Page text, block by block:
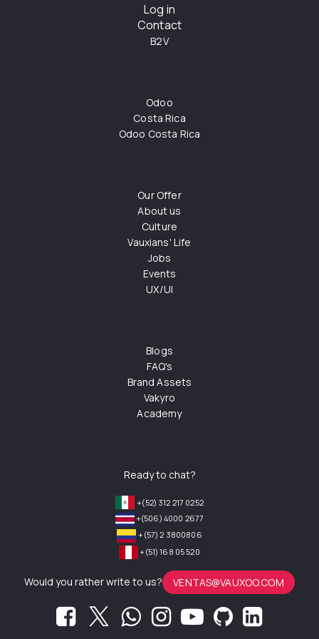
Log in
Contact
B2V
Odoo
Costa Rica
Odoo Costa Rica
Our Offer
About us
Culture
Vauxians' Life
Jobs
Events
UX/UI
Blogs
FAQ's
Brand Assets
Vakyro
Academy
Ready to chat?
+(52) 312 217 0252
+(506) 4000 2677
+(57) 2 3800806
+(51) 168 05 520
Would you rather write to us? VENTAS@VAUXOO.COM